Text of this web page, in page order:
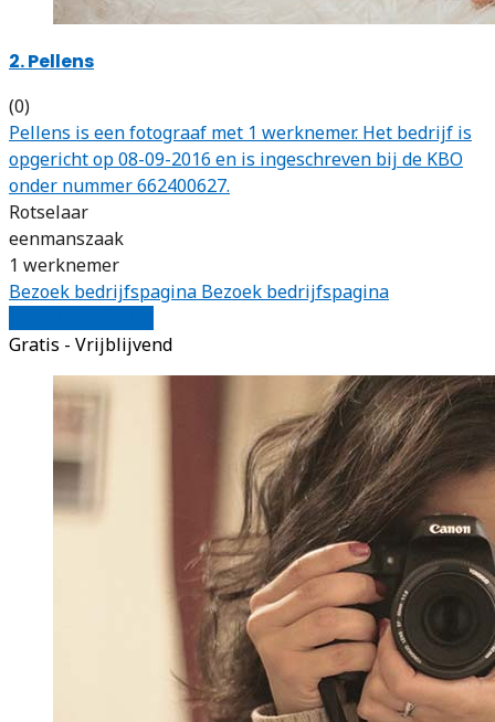
2. Pellens
(0)
Pellens is een fotograaf met 1 werknemer. Het bedrijf is
opgericht op 08-09-2016 en is ingeschreven bij de KBO
onder nummer 662400627.
Rotselaar
eenmanszaak
1 werknemer
Bezoek bedrijfspagina Bezoek bedrijfspagina
Gratis - Vrijblijvend